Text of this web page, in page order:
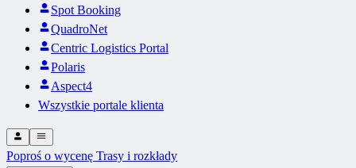
Spot Booking
QuadroNet
Centric Logistics Portal
Polaris
Aspect4
Wszystkie portale klienta
Poproś o wycenę Trasy i rozkłady